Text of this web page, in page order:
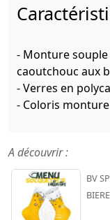
- Monture souple
caoutchouc aux
- Verres en
- Coloris
A découvrir :
BV